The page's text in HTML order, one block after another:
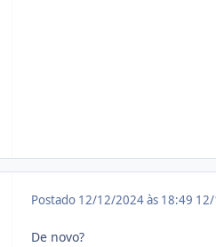
Postado 12/12/2024 às 18:49
De novo?